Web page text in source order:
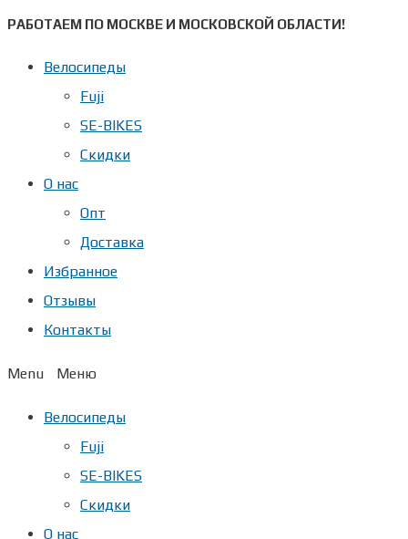
Перейти
РАБОТАЕМ ПО МОСКВЕ И МОСКОВСКОЙ ОБЛАСТИ!
Велосипеды
Fuji
SE-BIKES
Скидки
О нас
Опт
Доставка
Избранное
Отзывы
Контакты
Menu
Велосипеды
Fuji
SE-BIKES
Скидки
О нас